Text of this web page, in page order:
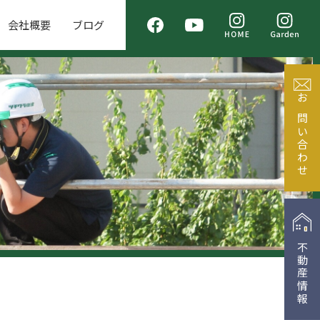
会社概要 ブログ
お問い合わせ
不動産情報